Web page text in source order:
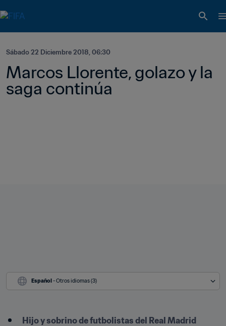
Sábado 22 Diciembre 2018, 06:30
Marcos Llorente, golazo y la
saga continúa
Español - Otros idiomas (3)
Hijo y sobrino de futbolistas del Real Madrid